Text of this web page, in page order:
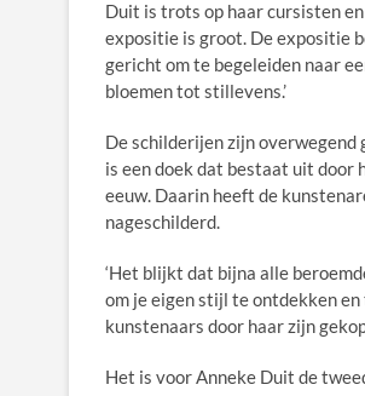
Duit is trots op haar cursisten
expositie is groot. De expositie
gericht om te begeleiden naar
bloemen tot stillevens.’
De schilderijen zijn
is een doek dat bestaat uit
eeuw. Daarin heeft de
nageschilderd.
‘Het blijkt dat bijna alle
om je eigen stijl te ontdekken
kunstenaars door haar zijn
Het is voor Anneke Duit de